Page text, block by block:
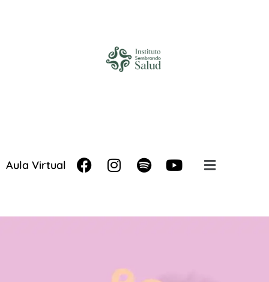
Aula Virtual